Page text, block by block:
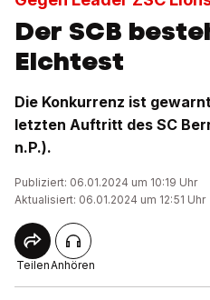
Der SCB
Elchtest
Die Konkurrenz ist
letzten Auftritt des SC
n.P.).
Publiziert: 06.01.2024 um 10:19 Uhr
Aktualisiert: 06.01.2024 um 12:51 Uhr
TeilenAnhören